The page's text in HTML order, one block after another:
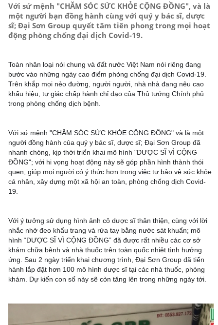
Với sứ mệnh "CHĂM SÓC SỨC KHỎE CỘNG ĐỒNG", và là
một người bạn đồng hành cùng với quý y bác sĩ, dược
sĩ; Đại Sơn Group quyết tâm tiên phong trong mọi hoạt
động phòng chống đại dịch Covid-19.
Toàn nhân loại nói chung và đất nước Việt Nam nói riêng đang
bước vào những ngày cao điểm phòng chống đại dịch Covid-19.
Trên khắp mọi nẻo đường, người người, nhà nhà đang nêu cao
khẩu hiệu, tự giác chấp hành chỉ đạo của Thủ tướng Chính phủ
trong phòng chống dịch bệnh.
Với sứ mệnh "CHĂM SÓC SỨC KHỎE CỘNG ĐỒNG" và là một
người đồng hành của quý y bác sĩ, dược sĩ; Đại Sơn Group đã
nhanh chóng, kịp thời triển khai mô hình "DƯỢC SĨ VÌ CỘNG
ĐỒNG"; với hi vọng hoạt động này sẽ góp phần hình thành thói
quen, giúp mọi người có ý thức hơn trong việc tự bảo vệ sức khỏe
cá nhân, xây dựng một xã hội an toàn, phòng chống dịch Covid-
19.
Với ý tưởng sử dụng hình ảnh cô dược sĩ thân thiện, cùng với lời
nhắc nhở đeo khẩu trang và rửa tay bằng nước sát khuẩn; mô
hình “DƯỢC SĨ VÌ CỘNG ĐỒNG” đã được rất nhiều các cơ sở
khám chữa bệnh và nhà thuốc trên toàn quốc nhiệt tình hưởng
ứng. Sau 2 ngày triển khai chương trình, Đại Sơn Group đã tiến
hành lắp đặt hơn 100 mô hình dược sĩ tại các nhà thuốc, phòng
khám. Dự kiến con số này sẽ còn tăng lên trong những ngày tới.